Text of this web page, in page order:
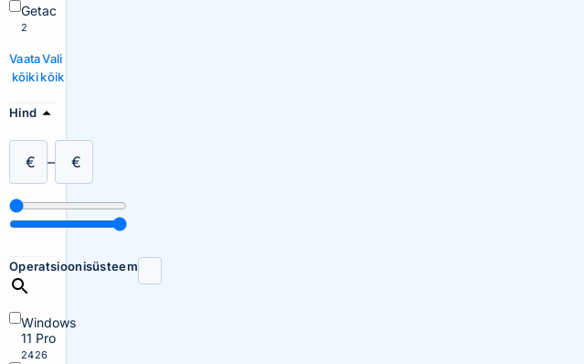
Getac
2
Vaata
kõiki
Vali
kõik
Hind
€ – €
Operatsioonisüsteem
Windows
11 Pro
2426